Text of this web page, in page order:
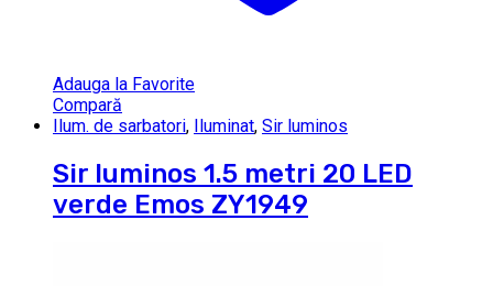
Adauga la Favorite
Compară
Ilum. de sarbatori, Iluminat, Sir luminos
Sir luminos 1.5 metri 20 LED
verde Emos ZY1949